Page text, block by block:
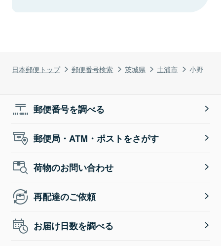
日本郵便トップ 郵便番号検索 茨城県 土浦市 小野
郵便番号を調べる
郵便局・ATM・ポストをさがす
荷物のお問い合わせ
再配達のご依頼
お届け日数を調べる